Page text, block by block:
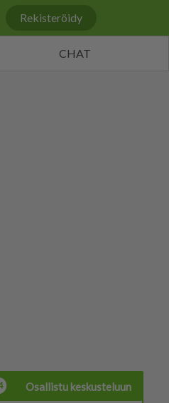
Rekisteröidy
CHAT
Osallistu keskusteluun